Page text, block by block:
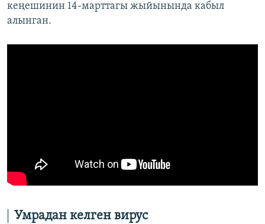
кеңешинин 14-марттагы жыйынында кабыл
алынган.
Умрадан келген вирус